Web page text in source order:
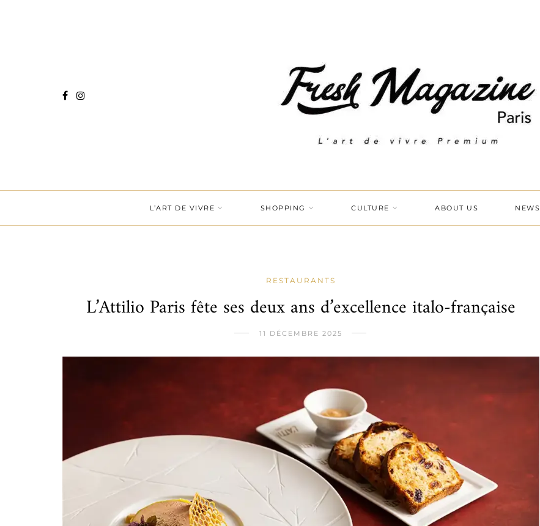
L’ART DE VIVRE SHOPPING CULTURE ABOUT US NEWS
RESTAURANTS
L’Attilio Paris fête ses deux ans d’excellence italo-française
11 DÉCEMBRE 2025